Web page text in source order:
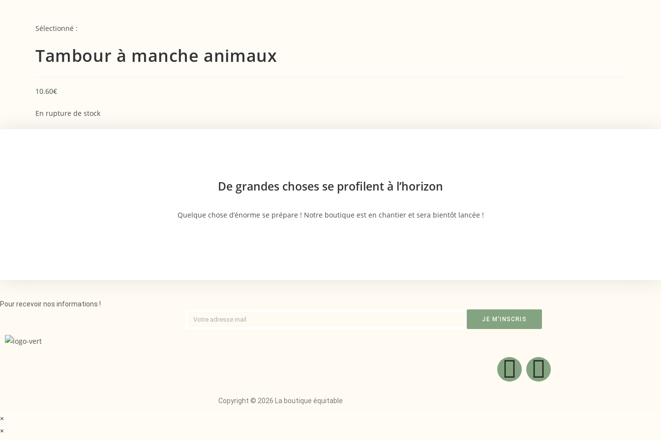
Sélectionné :
Tambour à manche animaux
10.60€
En rupture de stock
De grandes choses se profilent à l’horizon
Quelque chose d’énorme se prépare ! Notre boutique est en chantier et sera bientôt lancée !
Pour recevoir nos informations !
JE M'INSCRIS
Copyright © 2026 La boutique équitable
×
×